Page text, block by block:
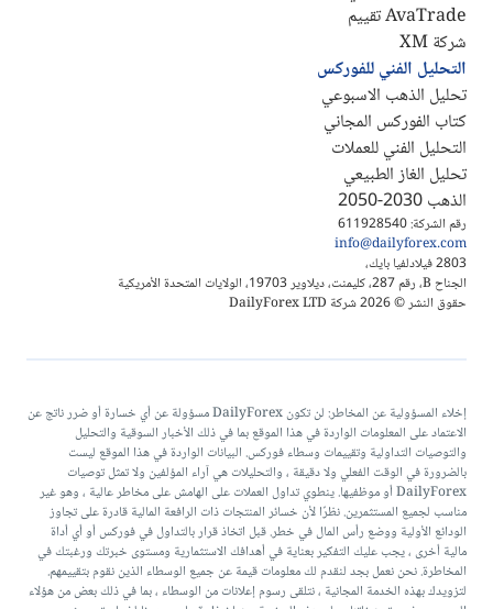
رقم الشركة: 611928540
info@dailyforex.com
2803 فيلادلفيا بايك،
الجناح B، رقم 287، كليمنت، ديلاوير 19703، الولايات المتحدة الأمريكية
حقوق النشر © 2026 شركة DailyForex LTD
AvaTrade تقييم
شركة XM
التحليل الفني للفوركس
تحليل الذهب الاسبوعي
كتاب الفوركس المجاني
التحليل الفني للعملات
تحليل الغاز الطبيعي
الذهب 2030-2050
إخلاء المسؤولية عن المخاطر: لن تكون DailyForex مسؤولة عن أي خسارة أو ضرر ناتج عن
الاعتماد على المعلومات الواردة في هذا الموقع بما في ذلك الأخبار السوقية والتحليل
والتوصيات التداولية وتقييمات وسطاء فوركس. البيانات الواردة في هذا الموقع ليست
بالضرورة في الوقت الفعلي ولا دقيقة ، والتحليلات هي آراء المؤلفين ولا تمثل توصيات
DailyForex أو موظفيها. ينطوي تداول العملات على الهامش على مخاطر عالية ، وهو غير
مناسب لجميع المستثمرين. نظرًا لأن خسائر المنتجات ذات الرافعة المالية قادرة على تجاوز
الودائع الأولية ووضع رأس المال في خطر. قبل اتخاذ قرار بالتداول في فوركس أو أي أداة
مالية أخرى ، يجب عليك التفكير بعناية في أهدافك الاستثمارية ومستوى خبرتك ورغبتك في
المخاطرة. نحن نعمل بجد لنقدم لك معلومات قيمة عن جميع الوسطاء الذين نقوم بتقييمهم.
لتزويدك بهذه الخدمة المجانية ، نتلقى رسوم إعلانات من الوسطاء ، بما في ذلك بعض من هؤلاء